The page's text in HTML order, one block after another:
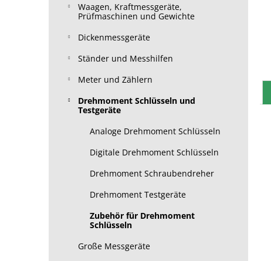
Waagen, Kraftmessgeräte,
Prüfmaschinen und Gewichte
Dickenmessgeräte
Ständer und Messhilfen
Meter und Zählern
Drehmoment Schlüsseln und
Testgeräte
Analoge Drehmoment Schlüsseln
Digitale Drehmoment Schlüsseln
Drehmoment Schraubendreher
Drehmoment Testgeräte
Zubehör für Drehmoment
Schlüsseln
Große Messgeräte